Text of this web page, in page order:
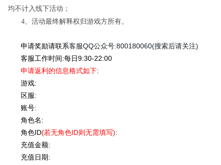
均不计入线下活动；
4、活动最终解释权归游戏方所有。
申请奖励请联系客服QQ公众号:800180060(搜索后请关注)
客服工作时间:每日9:30-22:00
申请返利的信息格式如下:
游戏:
区服:
账号:
角色名:
角色ID(若无角色ID则无需填写):
充值金额:
充值日期: